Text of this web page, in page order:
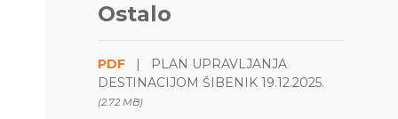
Ostalo
PDF |
PLAN UPRAVLJANJA
DESTINACIJOM ŠIBENIK 19.12.2025.
(2.72 MB)